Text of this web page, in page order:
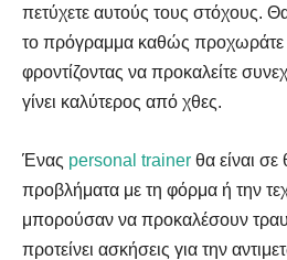
πετύχετε αυτούς τους στόχους.
το πρόγραμμα καθώς προχωράτε
φροντίζοντας να προκαλείτε
γίνει καλύτερος από χθες.
Ένας personal trainer θα είναι σε
προβλήματα με τη φόρμα ή την
μπορούσαν να προκαλέσουν
προτείνει ασκήσεις για την